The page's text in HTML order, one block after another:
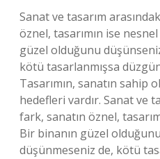
Sanat ve tasarım
öznel, tasarımın ise
güzel olduğunu
kötü tasarlanmışsa
Tasarımın, sanatın sahip
hedefleri vardır. Sanat ve
fark, sanatın öznel,
Bir binanın güzel
düşünmeseniz de, kötü